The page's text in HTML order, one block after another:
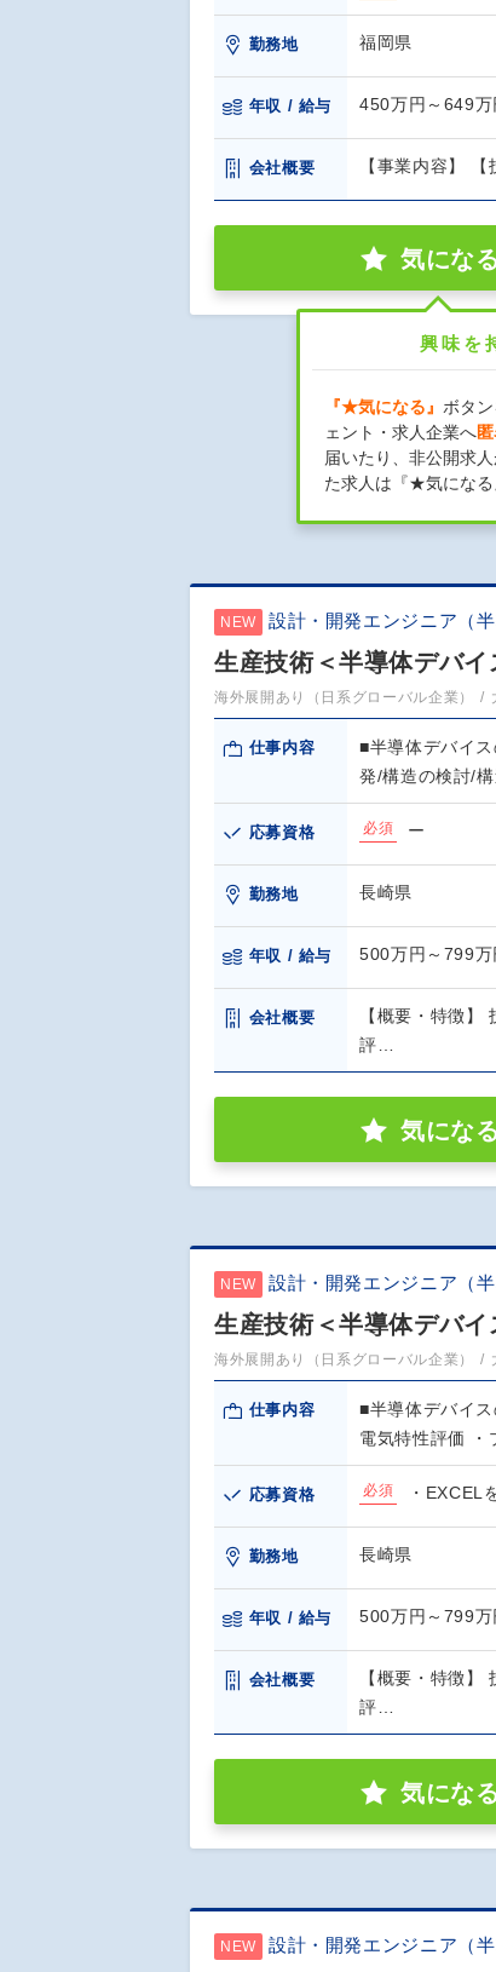
勤務地 福岡県
年収 / 給与 450万円～649万
会社概要 【事業内容】
気になる
興味を
『★気になる』 ボタ
ェント・求人企業へ匿
届いたり、非公開求
た求人は『★気になる
NEW 設計・開発エンジニア（半
生産技術＜半導体デバイ
海外展開あり（日系グローバル企業）
仕事内容
■半導体デバイ
発/構造の検討/
応募資格 必須 ー
勤務地 長崎県
年収 / 給与 500万円～799万
会社概要
【概要・特徴
評…
気になる
NEW 設計・開発エンジニア（半
生産技術＜半導体デバイ
海外展開あり（日系グローバル企業）
仕事内容
■半導体デバイ
電気特性評価 ・
応募資格 必須 ・EXCEL
勤務地 長崎県
年収 / 給与 500万円～799万
会社概要
【概要・特徴
評…
気になる
NEW 設計・開発エンジニア（半